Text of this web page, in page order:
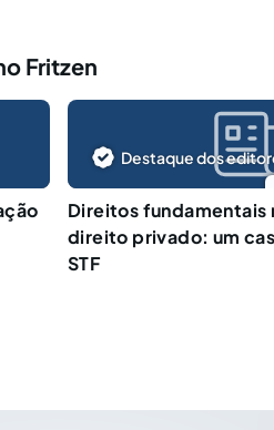
Fritzen
Destaque dos
Direitos fundamentais
direito privado: um
STF